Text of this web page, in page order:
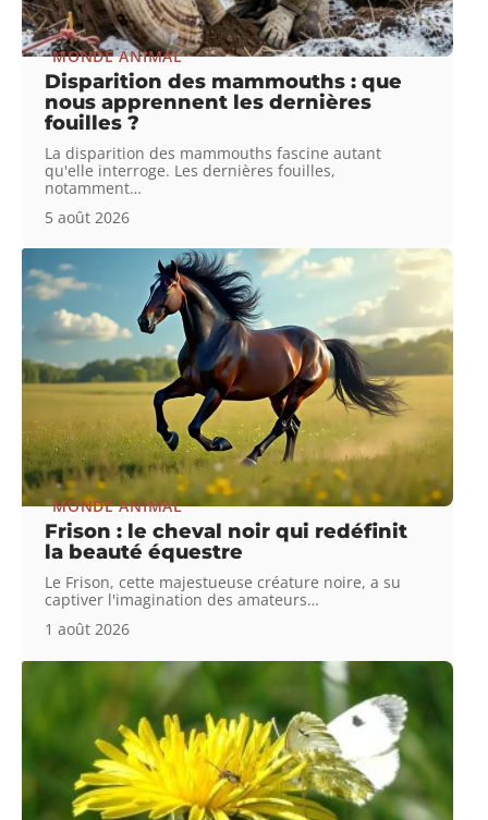
MONDE ANIMAL
Disparition des mammouths : que
nous apprennent les dernières
fouilles ?
La disparition des mammouths fascine autant
qu'elle interroge. Les dernières fouilles,
notamment…
5 août 2026
MONDE ANIMAL
Frison : le cheval noir qui redéfinit
la beauté équestre
Le Frison, cette majestueuse créature noire, a su
captiver l'imagination des amateurs…
1 août 2026